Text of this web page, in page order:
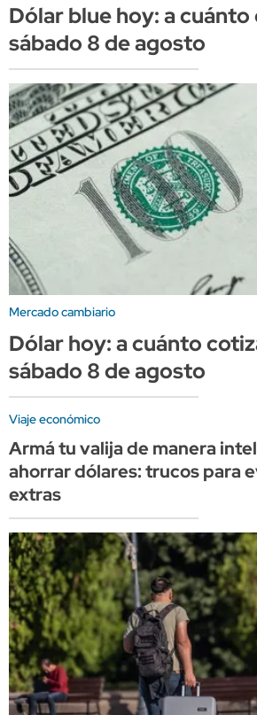
Dólar blue hoy: a
sábado 8 de agosto
Mercado cambiario
Dólar hoy: a cuánto
sábado 8 de agosto
Viaje económico
Armá tu valija de manera
ahorrar dólares: trucos para
extras